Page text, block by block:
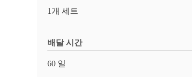
1개 세트
배달 시간
60 일